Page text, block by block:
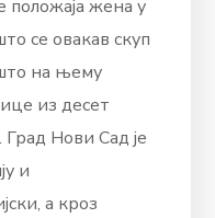
положаја жена у
се овакав скуп
на њему
из десет
Нови Сад је
и
а кроз